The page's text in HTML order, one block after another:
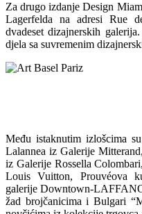
Za drugo izdanje Design
Lagerfelda na adresi Rue
dvadeset dizajnerskih
djela sa suvremenim
Među istaknutim izlošcima
Lalannea iz Galerije
iz Galerije Rossella
Louis Vuitton, Prouvéova
galerije Downtown-
žad brojčanicima i Bulgari